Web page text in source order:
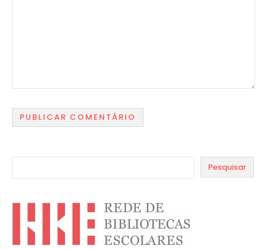
Pesquisar